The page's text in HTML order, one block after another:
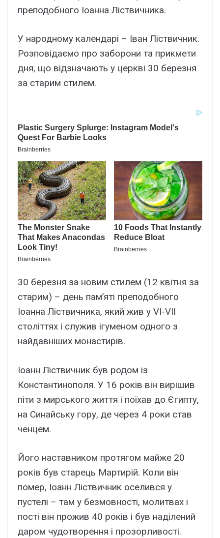
преподобного Іоанна Ліствичника.
У народному календарі – Іван Ліствичник.
Розповідаємо про заборони та прикмети
дня, що відзначають у церкві 30 березня
за старим стилем.
30 березня за новим стилем (12 квітня за
старим) – день пам’яті преподобного
Іоанна Ліствичника, який жив у VI-VII
століттях і служив ігуменом одного з
найдавніших монастирів.
Іоанн Ліствичник був родом із
Константинополя. У 16 років він вирішив
піти з мирського життя і поїхав до Єгипту,
на Синайську гору, де через 4 роки став
ченцем.
Його наставником протягом майже 20
років був старець Мартирій. Коли він
помер, Іоанн Ліствичник оселився у
пустелі – там у безмовності, молитвах і
пості він прожив 40 років і був наділений
даром чудотворення і прозорливості.